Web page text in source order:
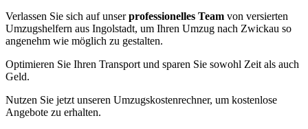
Verlassen Sie sich auf unserprofessionelles Team von versierten
Umzugshelfern aus Ingolstadt, um Ihren Umzug nach Zwickau so
angenehm wie möglich zu gestalten.
Optimieren Sie Ihren Transport und sparen Sie sowohl Zeit als auch
Geld.
Nutzen Sie jetzt unseren Umzugskostenrechner, um kostenlose
Angebote zu erhalten.